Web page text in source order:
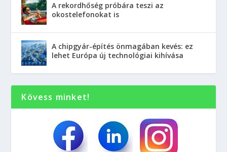
A rekordhőség próbára teszi az
okostelefonokat is
A chipgyár-építés önmagában kevés: ez
lehet Európa új technológiai kihívása
Kövess minket!